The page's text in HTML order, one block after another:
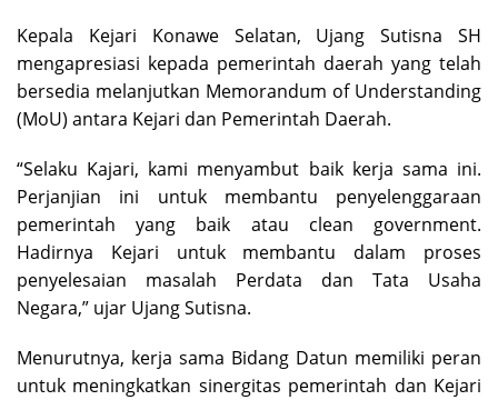
Kepala Kejari Konawe Selatan, Ujang Sutisna SH
mengapresiasi kepada pemerintah daerah yang telah
bersedia melanjutkan Memorandum of Understanding
(MoU) antara Kejari dan Pemerintah Daerah.
“Selaku Kajari, kami menyambut baik kerja sama ini.
Perjanjian ini untuk membantu penyelenggaraan
pemerintah yang baik atau clean government.
Hadirnya Kejari untuk membantu dalam proses
penyelesaian masalah Perdata dan Tata Usaha
Negara,” ujar Ujang Sutisna.
Menurutnya, kerja sama Bidang Datun memiliki peran
untuk meningkatkan sinergitas pemerintah dan Kejari